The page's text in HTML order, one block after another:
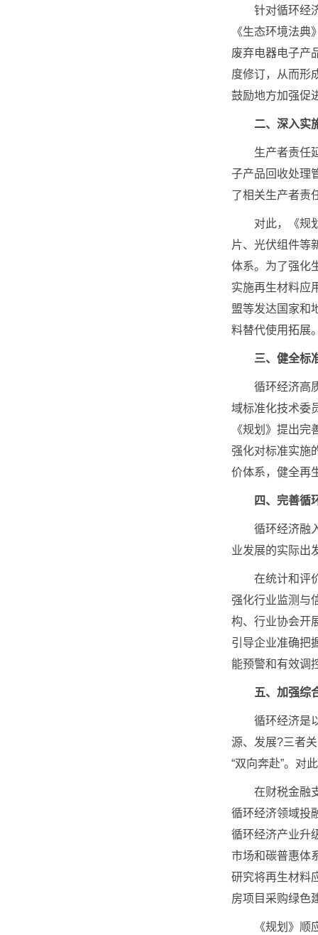
针对循环经济
《生态环境法
废弃电器电子产
度修订，从而形
鼓励地方加强促
二、深入实
生产者责任延
子产品回收处理
了相关生产者责
对此，《规划
片、光伏组件等
体系。为了强化
实施再生材料应
盟等发达国家和
料替代使用拓展
三、健全标
循环经济高质
域标准化技术委
《规划》提出
强化对标准实施
价体系，健全再
四、完善循
循环经济融入
业发展的实际出
在统计和评价
强化行业监测与
构、行业协会开
引导企业准确把
能预警和有效调
五、加强综
循环经济是以
源、发展?三者
“双向奔赴”。对
在财税金融支
循环经济领域投
循环经济产业升
市场和碳普惠体
研究将再生材料
房项目采购绿色
《规划》顺应